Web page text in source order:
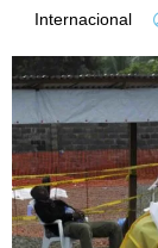
Internacional